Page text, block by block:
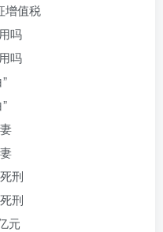
增值税
吗
吗
刑
刑
元